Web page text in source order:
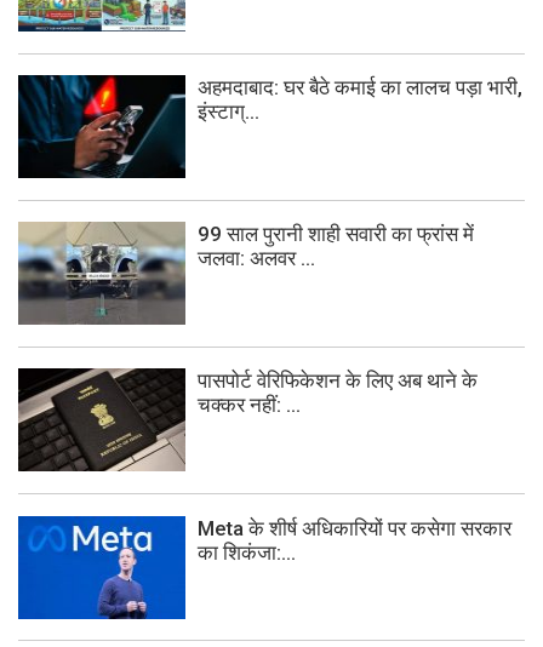
अहमदाबाद: घर बैठे कमाई का लालच पड़ा भारी,
इंस्टाग्...
99 साल पुरानी शाही सवारी का फ्रांस में
जलवा: अलवर ...
पासपोर्ट वेरिफिकेशन के लिए अब थाने के
चक्कर नहीं: ...
Meta के शीर्ष अधिकारियों पर कसेगा सरकार
का शिकंजा:...